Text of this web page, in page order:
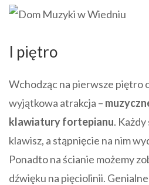
I piętro
Wchodząc na pierwsze piętro
wyjątkowa atrakcja –
klawiatury fortepianu.
klawisz, a stąpnięcie na nim
Ponadto na ścianie możemy
dźwięku na pięciolinii.